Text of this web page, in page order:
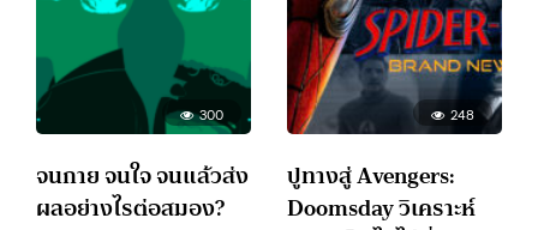
300
จนกาย จนใจ จนแล้วส่ง
ผลอย่างไรต่อสมอง?
248
ปูทางสู่ Avengers:
Doomsday วิเคราะห์